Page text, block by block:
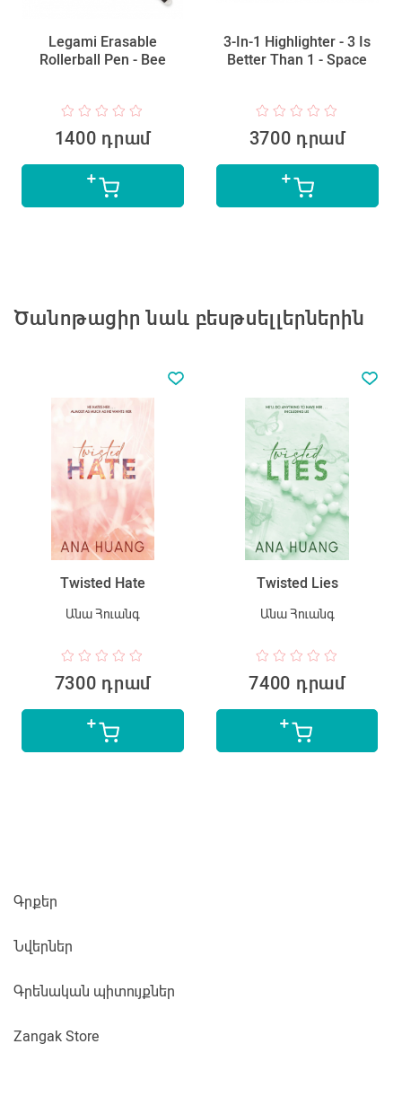
Legami Erasable
Rollerball Pen - Bee
1400 դրամ
3-In-1 Highlighter - 3 Is
Better Than 1 - Space
3700 դրամ
Ծանոթացիր նաև բեսթսելլերներին
Twisted Hate
Անա Հուանգ
7300 դրամ
Twisted Lies
Անա Հուանգ
7400 դրամ
Գրքեր
Նվերներ
Գրենական պիտույքներ
Zangak Store